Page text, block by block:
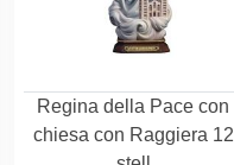
Regina della Pace con
chiesa con Raggiera 12